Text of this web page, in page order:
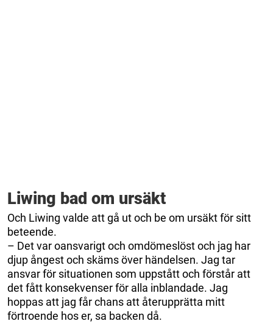
Liwing bad om ursäkt
Och Liwing valde att gå ut och be om ursäkt för sitt
beteende.
– Det var oansvarigt och omdömeslöst och jag har
djup ångest och skäms över händelsen. Jag tar
ansvar för situationen som uppstått och förstår att
det fått konsekvenser för alla inblandade. Jag
hoppas att jag får chans att återupprätta mitt
förtroende hos er, sa backen då.